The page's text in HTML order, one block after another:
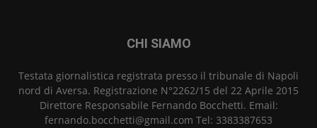
CHI SIAMO
Testata giornalistica registrata presso il tribunale di Napoli
nord di Aversa. Registrazione N°2262/15 del 22 Aprile 2015
Direttore Responsabile Fernando Bocchetti. Email:
fernando.bocchetti@gmail.com Tel: 3383387653